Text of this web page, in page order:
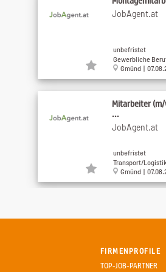
JobAgent.at
unbefristet
Gewerbliche
Gmünd |
Mitarbeiter
...
JobAgent.at
unbefristet
Transport/
Gmünd |
Klemens
unbefristet
Medizin/
FIRMENPROFILE
TOP-JOB-PARTNER